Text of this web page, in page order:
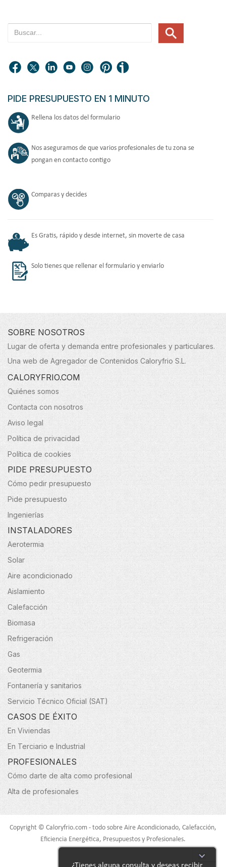
PIDE PRESUPUESTO EN 1 MINUTO
Rellena los datos del formulario
Nos aseguramos de que varios profesionales de tu zona se
pongan en contacto contigo
Comparas y decides
Es Gratis, rápido y desde internet, sin moverte de casa
Solo tienes que rellenar el formulario y enviarlo
SOBRE NOSOTROS
Lugar de oferta y demanda entre profesionales y particulares.
Una web de Agregador de Contenidos Caloryfrio S.L.
CALORYFRIO.COM
Quiénes somos
Contacta con nosotros
Aviso legal
Política de privacidad
Política de cookies
PIDE PRESUPUESTO
Cómo pedir presupuesto
Pide presupuesto
Ingenierías
INSTALADORES
Aerotermia
Solar
Aire acondicionado
Aislamiento
Calefacción
Biomasa
Refrigeración
Gas
Geotermia
Fontanería y sanitarios
Servicio Técnico Oficial (SAT)
CASOS DE ÉXITO
En Viviendas
En Terciario e Industrial
PROFESIONALES
Cómo darte de alta como profesional
Alta de profesionales
Copyright © Caloryfrio.com - todo sobre Aire Acondicionado, Calefacción,
Eficiencia Energética, Presupuestos y Profesionales.